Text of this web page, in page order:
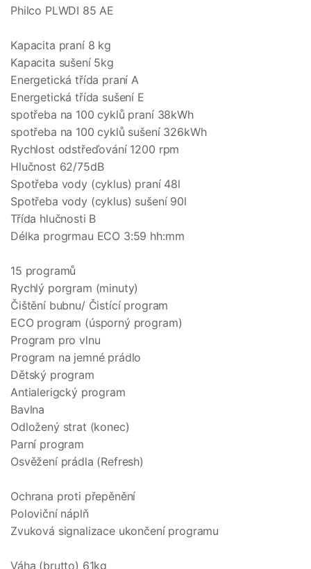
Philco PLWDI 85 AE
Kapacita praní 8 kg
Kapacita sušení 5kg
Energetická třída praní A
Energetická třída sušení E
spotřeba na 100 cyklů praní 38kWh
spotřeba na 100 cyklů sušení 326kWh
Rychlost odstřeďování 1200 rpm
Hlučnost 62/75dB
Spotřeba vody (cyklus) praní 48l
Spotřeba vody (cyklus) sušení 90l
Třída hlučnosti B
Délka progrmau ECO 3:59 hh:mm
15 programů
Rychlý porgram (minuty)
Čištění bubnu/ Čistící program
ECO program (úsporný program)
Program pro vlnu
Program na jemné prádlo
Dětský program
Antialerigcký program
Bavlna
Odložený strat (konec)
Parní program
Osvěžení prádla (Refresh)
Ochrana proti přepěnění
Poloviční náplň
Zvuková signalizace ukončení programu
Váha (brutto) 61kg